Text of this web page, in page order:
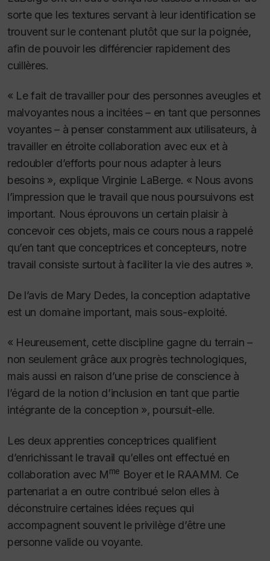
sorte que les textures servant à leur identification se
trouvent sur le contenant plutôt que sur la poignée,
afin de pouvoir les différencier rapidement des
cuillères.
« Le fait de travailler pour des personnes aveugles et
malvoyantes nous a incitées – en tant que personnes
voyantes – à penser constamment aux utilisateurs, à
travailler en étroite collaboration avec eux et à
redoubler d’efforts pour nous adapter à leurs
besoins », explique Virginie LaBerge. « Nous avons
l’impression que le travail que nous poursuivons est
important. Nous éprouvons un certain plaisir à
concevoir ces objets, mais ce cours nous a rappelé
qu’en tant que conceptrices et concepteurs, notre
travail consiste surtout à faciliter la vie des autres ».
De l’avis de Mary Dedes, la conception adaptative
est un domaine important, mais sous-exploité.
« Heureusement, cette discipline gagne du terrain –
non seulement grâce aux progrès technologiques,
mais aussi en raison d’une prise de conscience à
l’égard de la notion d’inclusion en tant que partie
intégrante de la conception », poursuit-elle.
Les deux apprenties conceptrices qualifient
d’enrichissant le travail qu’elles ont effectué en
collaboration avec Mme Boyer et le RAAMM. Ce
partenariat a en outre contribué selon elles à
déconstruire certaines idées reçues qui
accompagnent souvent le privilège d’être une
personne valide ou voyante.